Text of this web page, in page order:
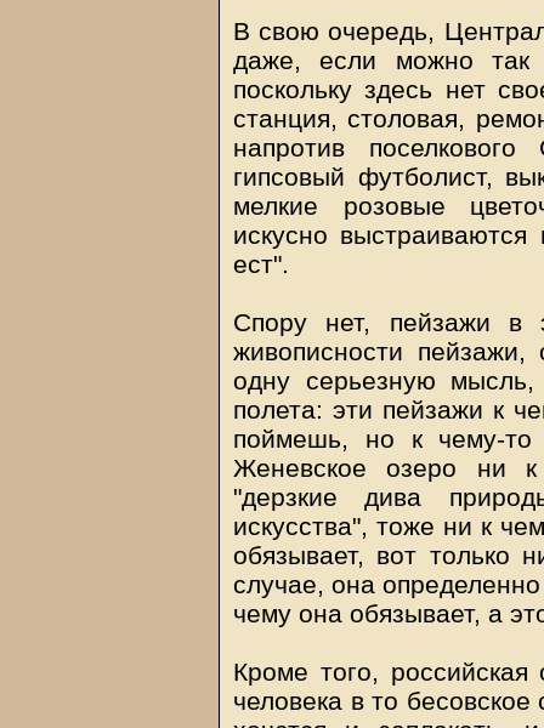
В свою очередь,
даже, если можно так
поскольку здесь нет
станция, столовая,
напротив
гипсовый футболист,
мелкие розовые
искусно
ест".
Спору нет, пейзажи в
живописности
одну серьезную мысль,
полета: эти пейзажи к
поймешь, но к чему-
Женевское озеро ни к
"дерзкие дива
искусства", тоже ни к
обязывает, вот только
случае, она
чему она обязывает, а
Кроме того, российская
человека в то